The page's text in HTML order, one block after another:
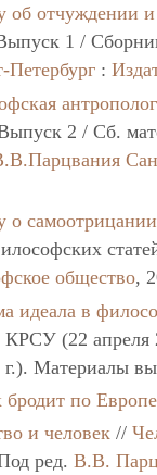
об отчуждении
1 /
Петербург :
2 / Сб.
о
общество,
идеала в
(22 апреля
Материалы
бродит по
и человек //
ред.В.В.